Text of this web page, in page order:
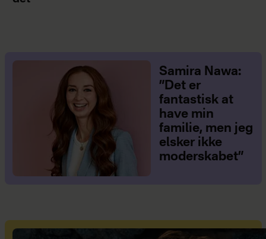
Samira Nawa:
”Det er
fantastisk at
have min
familie, men jeg
elsker ikke
moderskabet”